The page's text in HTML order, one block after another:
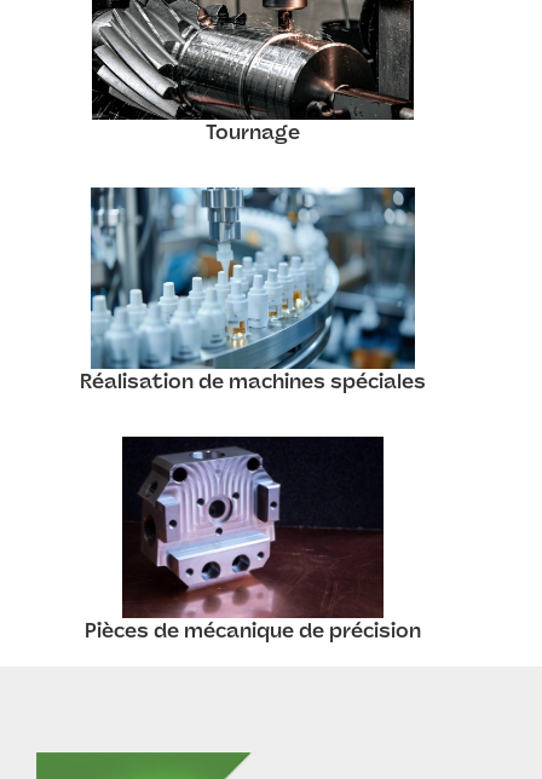
Tournage
Réalisation de machines spéciales
Pièces de mécanique de précision